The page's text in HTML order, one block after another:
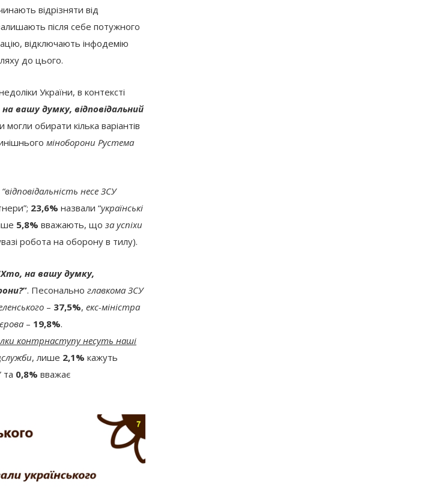
відрізняти від
після себе потужного
відключають інфодемію
до цього.
України, в контексті
вашу думку, відповідальний
могли обирати кілька варіантів
міноборони Рустема
“відповідальність несе ЗСУ
23,6% назвали “українські
5,8% вважають, що за успіхи
робота на оборону в тилу).
Хто, на вашу думку,
”. Песонально главкома ЗСУ
– 37,5%, екс-міністра
– 19,8%.
контрнаступу несуть наші
, лише 2,1% кажуть
та 0,8% вважає